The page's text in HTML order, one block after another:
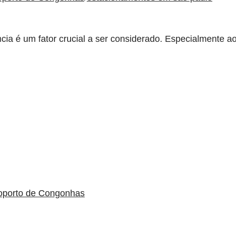
é um fator crucial a ser considerado. Especialmente
de Congonhas